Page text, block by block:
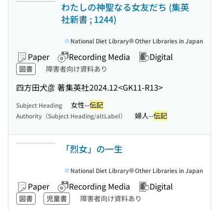
わたしの神聖なる女友だち (集英
社新書 ; 1244)
Paper Recording Media Digital
図書 障害者向け資料あり
四方田犬彦 著集英社2024.12<GK11-R13>
National Diet Library Other Libraries in Japan
Subject Heading 女性--伝記
Authority（Subject Heading/altLabel） 婦人--伝記
「烈女」の一生
Paper Recording Media Digital
図書 児童書 障害者向け資料あり
National Diet Library Other Libraries in Japan